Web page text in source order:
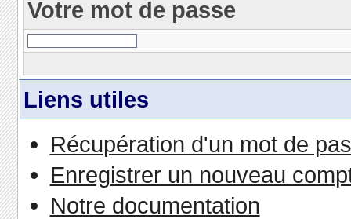
Votre mot de passe
Liens utiles
Récupération d'un mot de
Enregistrer un nouveau
Notre documentation